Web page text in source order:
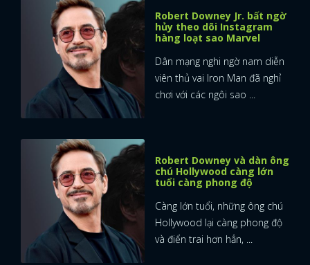
Robert Downey Jr. bất ngờ
hủy theo dõi Instagram
hàng loạt sao Marvel
Dân mạng nghi ngờ nam diễn
viên thủ vai Iron Man đã nghỉ
chơi với các ngôi sao ...
Robert Downey và dàn ông
chú Hollywood càng lớn
tuổi càng phong độ
Càng lớn tuổi, những ông chú
Hollywood lại càng phong độ
và điển trai hơn hẳn, ...